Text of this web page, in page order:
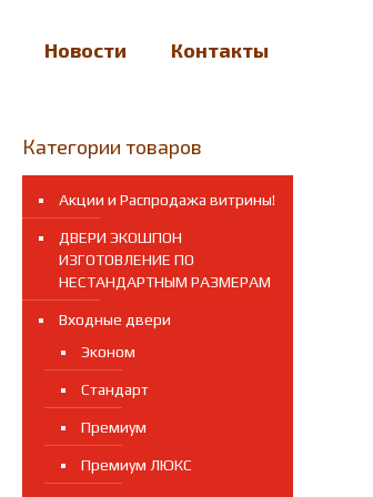
Новости Контакты
Категории товаров
Акции и Распродажа витрины!
ДВЕРИ ЭКОШПОН
ИЗГОТОВЛЕНИЕ ПО
НЕСТАНДАРТНЫМ РАЗМЕРАМ
Входные двери
Эконом
Стандарт
Премиум
Премиум ЛЮКС